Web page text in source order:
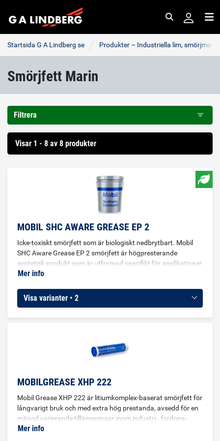
Startsida G A Lindberg se Produkter – Industriella lim,
Smörjfett Marin
Filtrera
Visar 1 - 8 av 8 produkter
MOBIL SHC AWARE GREASE EP 2
Icke-toxiskt smörjfett som är biologiskt nedbrytbart. Mobil
SHC Aware Grease EP 2 smörjfett är högpresterande
syntetisk produkt som är utformad specifikt för applikationer
som är miljökänsliga och uppfyller U.S. Environmental
och EU Ecolabel-kraven. Dessa ledande produkter är lätt
biologiskt nedbrytbara och praktiskt taget icke-giftiga
och har utmärkt korrosionsbeständighet mot
vattenavsköljning och saltvatten.
Mer info
Visa varianter • 2
MOBILGREASE XHP 222
Mobil Grease XHP 222 är litiumkomplex-baserat smörjfett för
långvarigt bruk och med extra hög prestanda, avsedd för en
mängd varierande tillämpningar inom industri-, fordons-,
byggnads-och sjöfartssektorerna, även vid svåra
Mer info